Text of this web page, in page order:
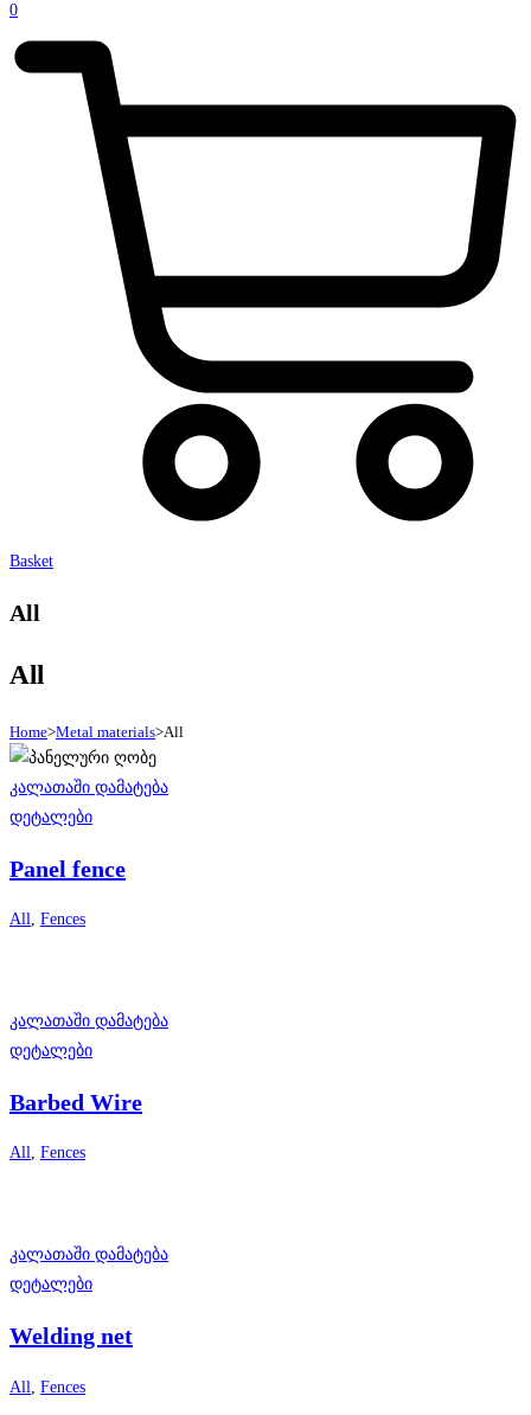
0
Basket
All
All
Home>Metal materials>All
კალათაში დამატება
დეტალები
Panel fence
All, Fences
კალათაში დამატება
დეტალები
Barbed Wire
All, Fences
კალათაში დამატება
დეტალები
Welding net
All Fences